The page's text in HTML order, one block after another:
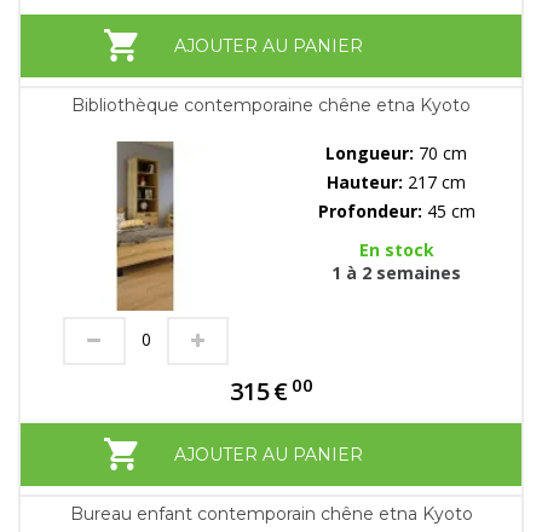
AJOUTER AU PANIER
Bibliothèque contemporaine chêne etna Kyoto
Longueur: 70 cm
Hauteur: 217 cm
Profondeur: 45 cm
En stock
1 à 2 semaines
315€ 00
AJOUTER AU PANIER
Bureau enfant contemporain chêne etna Kyoto